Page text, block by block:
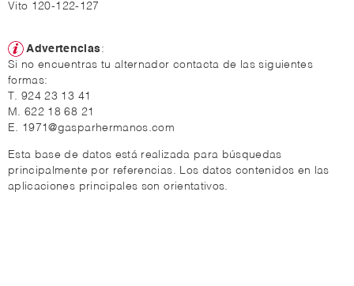
Vito 120-122-127
Advertencias:
Si no encuentras tu alternador contacta de las siguientes
formas:
T. 924 23 13 41
M. 622 18 68 21
E. 1971@gasparhermanos.com
Esta base de datos está realizada para búsquedas
principalmente por referencias. Los datos contenidos en las
aplicaciones principales son orientativos.